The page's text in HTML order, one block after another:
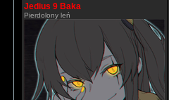
Jedius 9 Baka
Pierdolony leń